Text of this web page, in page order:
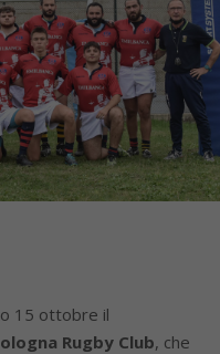
15 ottobre il
Rugby Club, che